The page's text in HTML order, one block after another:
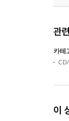
관
카테
이